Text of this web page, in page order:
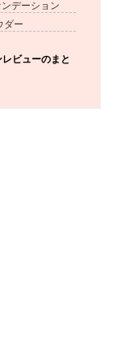
デーション
ダー
ビューのまと